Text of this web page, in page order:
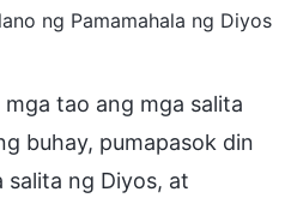
ng Pamamahala ng Diyos
tao ang mga salita
buhay, pumapasok din
salita ng Diyos, at